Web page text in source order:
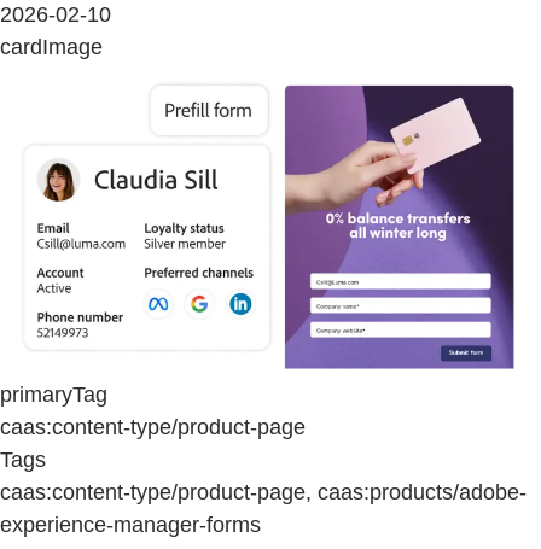
2026-02-10
cardImage
primaryTag
caas:content-type/product-page
Tags
caas:content-type/product-page, caas:products/adobe-
experience-manager-forms